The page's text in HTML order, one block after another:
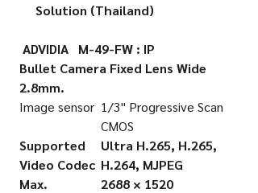
Solution (Thailand)
ADVIDIA M-49-FW : IP
Bullet Camera Fixed Lens Wide
2.8mm.
Image sensor 1/3" Progressive Scan
CMOS
Supported
Video Codec
Ultra H.265, H.265,
H.264, MJPEG
Max.
2688 × 1520